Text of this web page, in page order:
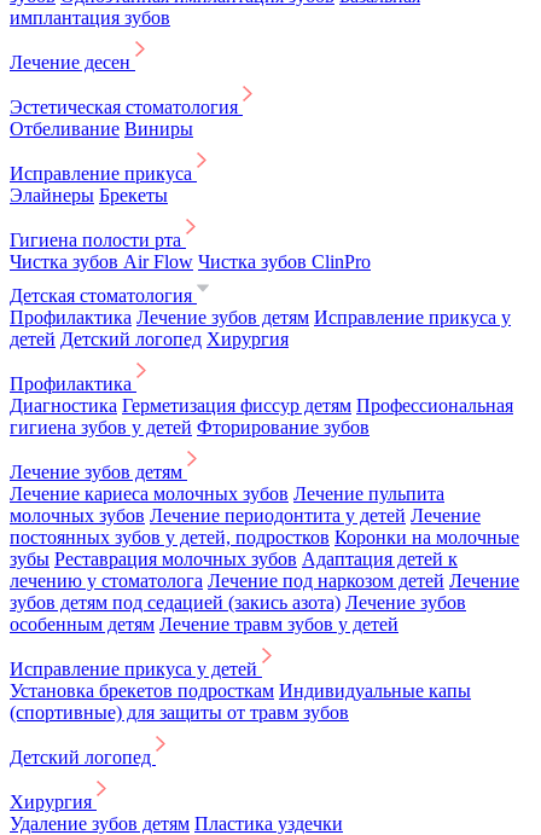
имплантация зубов
Лечение десен
Эстетическая стоматология
Отбеливание Виниры
Исправление прикуса
Элайнеры Брекеты
Гигиена полости рта
Чистка зубов Air Flow Чистка зубов ClinPro
Детская стоматология
Профилактика Лечение зубов детям Исправление прикуса у
детей Детский логопед Хирургия
Профилактика
Диагностика Герметизация фиссур детям Профессиональная
гигиена зубов у детей Фторирование зубов
Лечение зубов детям
Лечение кариеса молочных зубов Лечение пульпита
молочных зубов Лечение периодонтита у детей Лечение
постоянных зубов у детей, подростков Коронки на молочные
зубы Реставрация молочных зубов Адаптация детей к
лечению у стоматолога Лечение под наркозом детей Лечение
зубов детям под седацией (закись азота) Лечение зубов
особенным детям Лечение травм зубов у детей
Исправление прикуса у детей
Установка брекетов подросткам Индивидуальные капы
(спортивные) для защиты от травм зубов
Детский логопед
Хирургия
Удаление зубов детям Пластика уздечки